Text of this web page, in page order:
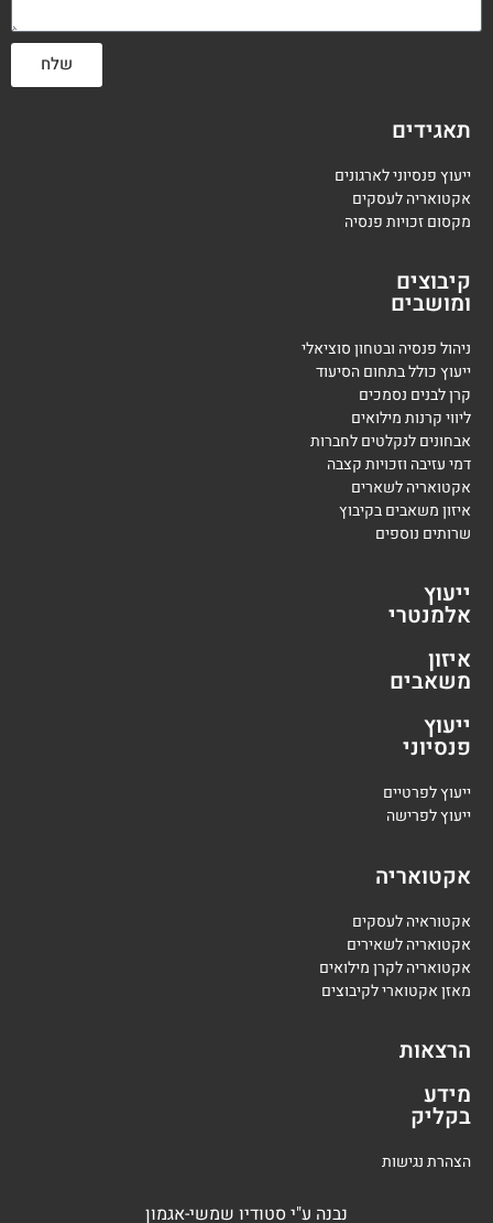
שלח
תאגידים
ייעוץ פנסיוני לארגונים
אקטואריה לעסקים
מקסום זכויות פנסיה
קיבוצים
ומושבים
ניהול פנסיה ובטחון סוציאלי
ייעוץ כולל בתחום הסיעוד
קרן לבנים נסמכים
ליווי קרנות מילואים
אבחונים לנקלטים לחברות
דמי עזיבה וזכויות קצבה
אקטואריה לשארים
איזון משאבים בקיבוץ
שרותים נוספים
ייעוץ
אלמנטרי
איזון
משאבים
ייעוץ
פנסיוני
ייעוץ לפרטיים
ייעוץ לפרישה
אקטואריה
אקטוראיה לעסקים
אקטואריה לשאירים
אקטואריה לקרן מילואים
מאזן אקטוארי לקיבוצים
הרצאות
מידע
בקליק
הצהרת נגישות
נבנה ע"י סטודיו שמשי-אגמון